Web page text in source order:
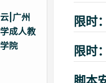
|广州
成人教
院
限时
限时